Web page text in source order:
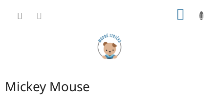
Mickey Mouse